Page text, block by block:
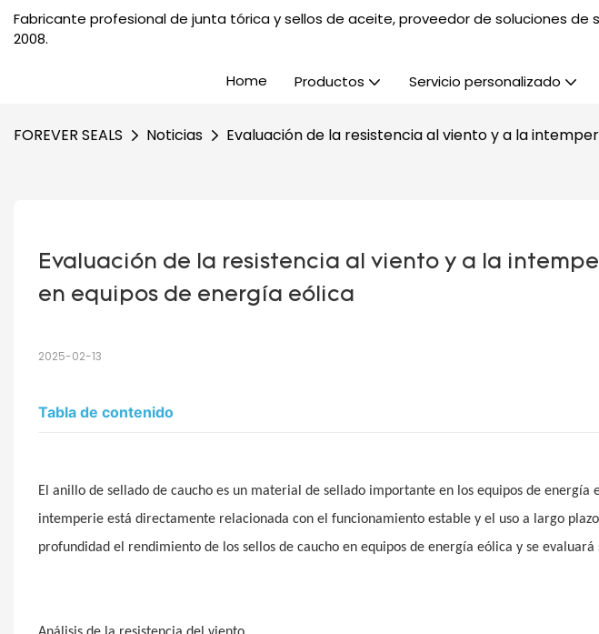
Fabricante profesional de junta tórica y sellos de aceite, proveedor de soluciones de
2008.
Home Productos Servicio personalizado
FOREVER SEALS Noticias Evaluación de la resistencia al viento y a la
Evaluación de la resistencia al viento y a la
en equipos de energía eólica
2025-02-13
Tabla de contenido
El anillo de sellado de caucho es un material de sellado importante en los equipos de energía
intemperie está directamente relacionada con el funcionamiento estable y el uso a largo
profundidad el rendimiento de los sellos de caucho en equipos de energía eólica y se